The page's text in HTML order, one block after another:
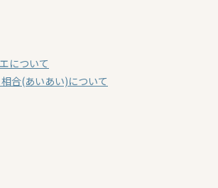
について
合(あいあい)について